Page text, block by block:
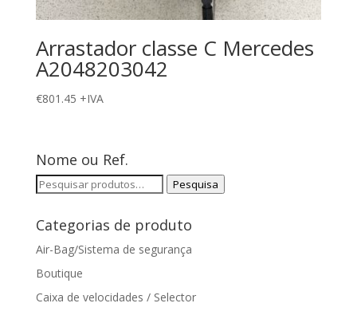
Arrastador classe C Mercedes
A2048203042
€801.45 +IVA
Nome ou Ref.
Pesquisar
Pesquisa
Categorias de produto
Air-Bag/Sistema de segurança
Boutique
Caixa de velocidades / Selector